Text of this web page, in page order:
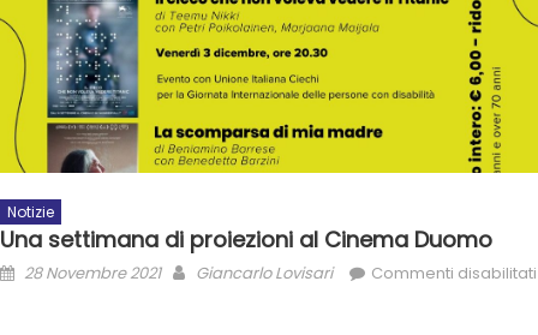
Notizie
Una settimana di proiezioni al Cinema Duomo
28 Novembre 2021 Giancarlo Lovisari Commenti disabilitati